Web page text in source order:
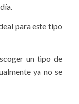
para este tipo
un tipo de
ya no se